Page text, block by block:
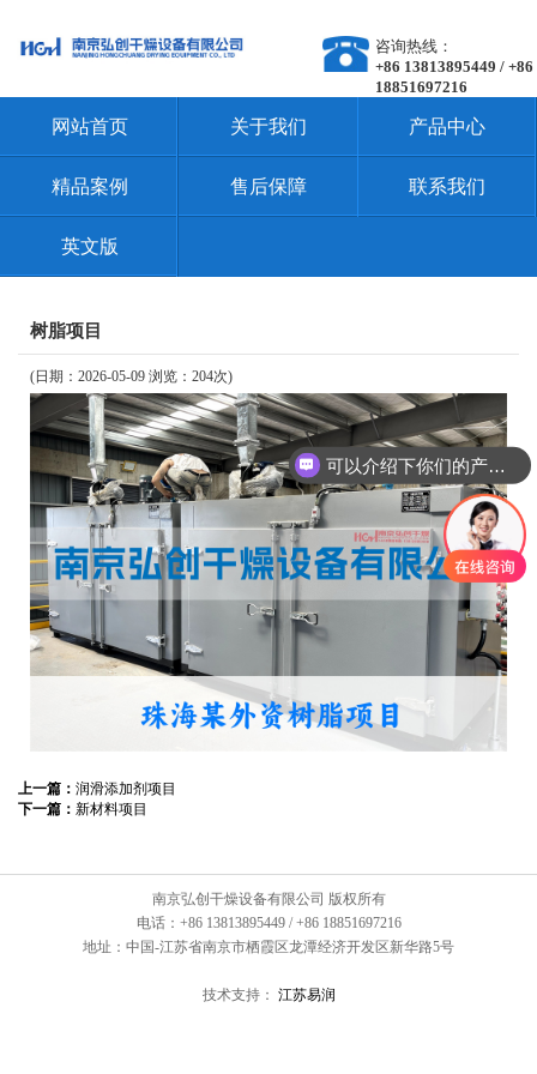
咨询热线：
+86 13813895449 / +86
18851697216
网站首页 关于我们 产品中心
精品案例 售后保障 联系我们
英文版
树脂项目
(日期：2026-05-09 浏览：204次)
上一篇： 润滑添加剂项目
下一篇： 新材料项目
南京弘创干燥设备有限公司 版权所有
电话：+86 13813895449 / +86 18851697216
地址：中国-江苏省南京市栖霞区龙潭经济开发区新华路5号
技术支持： 江苏易润
可以介绍下你们的产品么